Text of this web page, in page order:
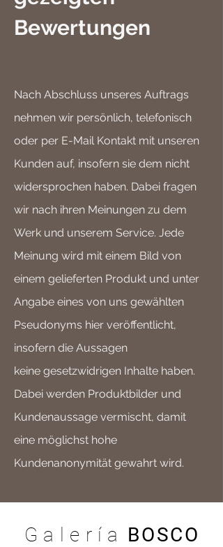
Bewertungen
Nach Abschluss unseres Auftrags
nehmen wir persönlich, telefonisch
oder per E-Mail Kontakt mit unseren
Kunden auf, insofern sie dem nicht
widersprochen haben. Dabei fragen
wir nach ihren Meinungen zu dem
Werk und unserem Service. Jede
Meinung wird mit einem Bild von
einem gelieferten Produkt und unter
Angabe eines von uns gewählten
Pseudonyms hier veröffentlicht,
insofern die Aussagen
keine gesetzwidrigen Inhalte haben.
Dabei werden Produktbilder und
Kundenaussage vermischt, damit
eine möglichst hohe
Kundenanonymität gewahrt wird.
Galería BOSCO